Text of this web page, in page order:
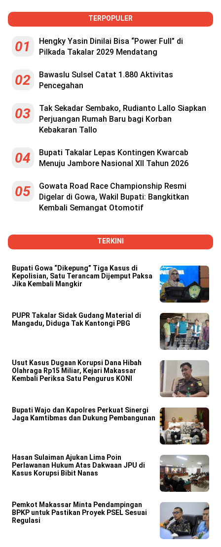
TERPOPULER
01
Hengky Yasin Dinilai Bisa “Power Full” di
Pilkada Takalar 2029 Mendatang
02
Bawaslu Sulsel Catat 1.880 Aktivitas
Pencegahan
03
Tak Sekadar Sembako, Rudianto Lallo Siapkan
Perjuangan Rumah Baru bagi Korban
Kebakaran Tallo
04
Bupati Takalar Lepas Kontingen Kwarcab
Menuju Jambore Nasional XII Tahun 2026
05
Gowata Road Race Championship Resmi
Digelar di Gowa, Wakil Bupati: Bangkitkan
Kembali Semangat Otomotif
TERKINI
Bupati Gowa “Dikepung” Tiga Kasus di
Kepolisian, Satu Terancam Dijemput Paksa
Jika Kembali Mangkir
PUPR Takalar Sidak Gudang Material di
Mangadu, Diduga Tak Kantongi PBG
Usut Kasus Dugaan Korupsi Dana Hibah
Olahraga Rp15 Miliar, Kejari Makassar
Kembali Periksa Satu Pengurus KONI
Bupati Wajo dan Kapolres Perkuat Sinergi
Jaga Kamtibmas dan Dukung Pembangunan
Hasan Sulaiman Ajukan Lima Poin
Perlawanan Hukum Atas Dakwaan JPU di
Kasus Korupsi Bibit Nanas
Pemkot Makassar Minta Pendampingan
BPKP untuk Pastikan Proyek PSEL Sesuai
Regulasi